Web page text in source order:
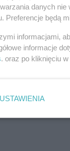
kolejny
się on
nowego
danych
Preferencje będą
informacjami,
informacje
. oraz po kliknięciu w
USTAWIENIA